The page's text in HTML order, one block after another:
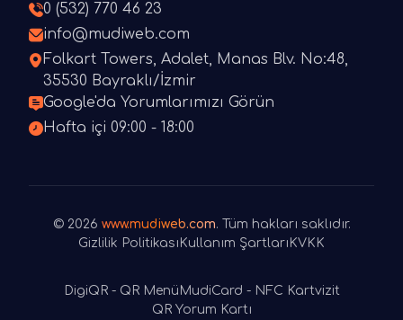
0 (532) 770 46 23
info@mudiweb.com
Folkart Towers, Adalet, Manas Blv. No:48,
35530 Bayraklı/İzmir
Google'da Yorumlarımızı Görün
Hafta içi 09:00 - 18:00
© 2026 www.mudiweb.com. Tüm hakları saklıdır.
Gizlilik Politikası Kullanım Şartları KVKK
DigiQR - QR Menü MudiCard - NFC Kartvizit
QR Yorum Kartı